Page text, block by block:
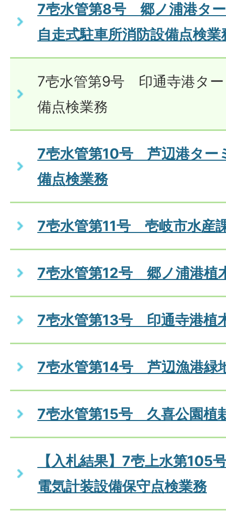
7壱水管第8号 郷ノ浦港タ
自走式駐車所消防設備点検業
7壱水管第9号 印通寺港タ
備点検業務
7壱水管第10号 芦辺港ター
備点検業務
7壱水管第11号 壱岐市水産
7壱水管第12号 郷ノ浦港植
7壱水管第13号 印通寺港植
7壱水管第14号 芦辺漁港緑
7壱水管第15号 久喜公園植
【入札結果】7壱上水第
電気計装設備保守点検業務